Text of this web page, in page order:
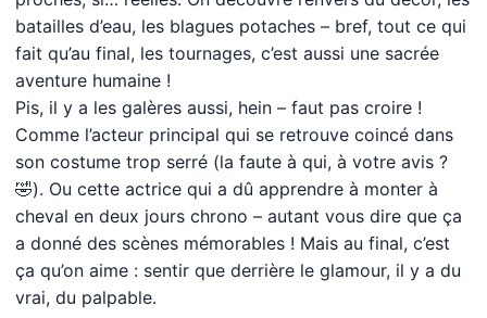
batailles d’eau, les blagues potaches – bref, tout ce qui
fait qu’au final, les tournages, c’est aussi une sacrée
aventure humaine !
Pis, il y a les galères aussi, hein – faut pas croire !
Comme l’acteur principal qui se retrouve coincé dans
son costume trop serré (la faute à qui, à votre avis ?
🤣). Ou cette actrice qui a dû apprendre à monter à
cheval en deux jours chrono – autant vous dire que ça
a donné des scènes mémorables ! Mais au final, c’est
ça qu’on aime : sentir que derrière le glamour, il y a du
vrai, du palpable.